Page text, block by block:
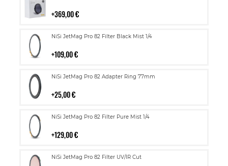
369,00 €
NiSi JetMag Pro 82 Filter Black Mist 1/4
109,00 €
Lisää
NiSi JetMag Pro 82 Adapter Ring 77mm
25,00 €
Lisää
NiSi JetMag Pro 82 Filter Pure Mist 1/4
129,00 €
Lisää
NiSi JetMag Pro 82 Filter UV/IR Cut
Lisää